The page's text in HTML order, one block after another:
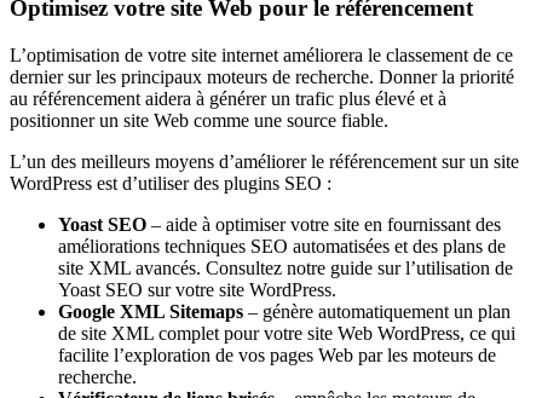
Optimisez votre site Web pour le référencement
L’optimisation de votre site internet améliorera le classement de ce
dernier sur les principaux moteurs de recherche. Donner la priorité
au référencement aidera à générer un trafic plus élevé et à
positionner un site Web comme une source fiable.
L’un des meilleurs moyens d’améliorer le référencement sur un site
WordPress est d’utiliser des plugins SEO :
Yoast SEO – aide à optimiser votre site en fournissant des
améliorations techniques SEO automatisées et des plans de
site XML avancés. Consultez notre guide sur l’utilisation de
Yoast SEO sur votre site WordPress.
Google XML Sitemaps – génère automatiquement un plan
de site XML complet pour votre site Web WordPress, ce qui
facilite l’exploration de vos pages Web par les moteurs de
recherche.